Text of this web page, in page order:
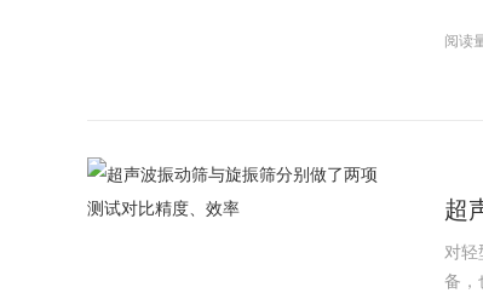
阅读
超
对轻
备，